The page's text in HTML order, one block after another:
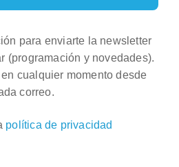
para enviarte la newsletter
(programación y novedades).
cualquier momento desde
correo.
política de privacidad